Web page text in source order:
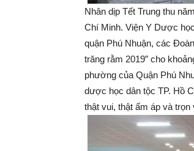
Nhân dịp Tết Trung thu
Chí Minh. Viện Y Dược
quận Phú Nhuận, các
trăng rằm 2019” cho
phường của Quận Phú
dược học dân tộc TP. Hồ
thật vui, thật ấm áp và trọn